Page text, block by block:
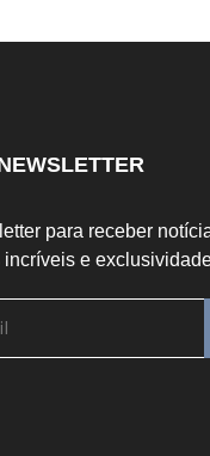
para receber
incríveis e